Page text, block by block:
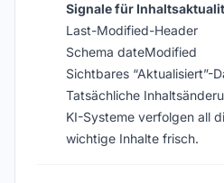
Signale für
Last-Modified-Header
Schema dateModified
Sichtbares “Aktualisiert”-
Tatsächliche
KI-Systeme verfolgen all
wichtige Inhalte frisch.